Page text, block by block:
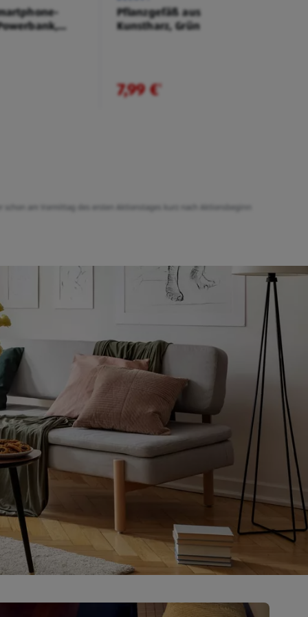
Pflanzgefäß aus
Kunstharz, Grün
7,99 €¹
am Vormittag des ersten Aktionstages kurz nach Aktionsbeginn